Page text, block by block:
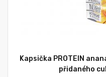
Kapsička PROTEIN
přidaného